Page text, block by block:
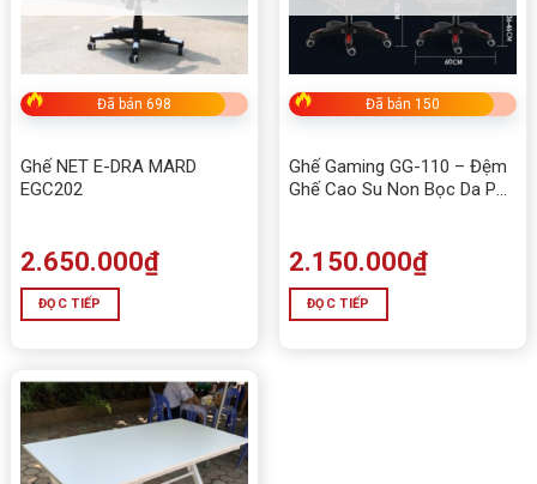
Đã bán 698
Ghế NET E-DRA MARD
EGC202
2.650.000₫
ĐỌC TIẾP
Đã bán 150
Ghế Gaming GG-110 – Đệm
Ghế Cao Su Non Bọc Da PU
2.150.000₫
ĐỌC TIẾP